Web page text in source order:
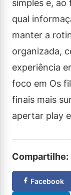
simples e,
qual
manter a
organizada,
experiência
foco em Os
finais mais
apertar play
Compartilhe:
Facebook